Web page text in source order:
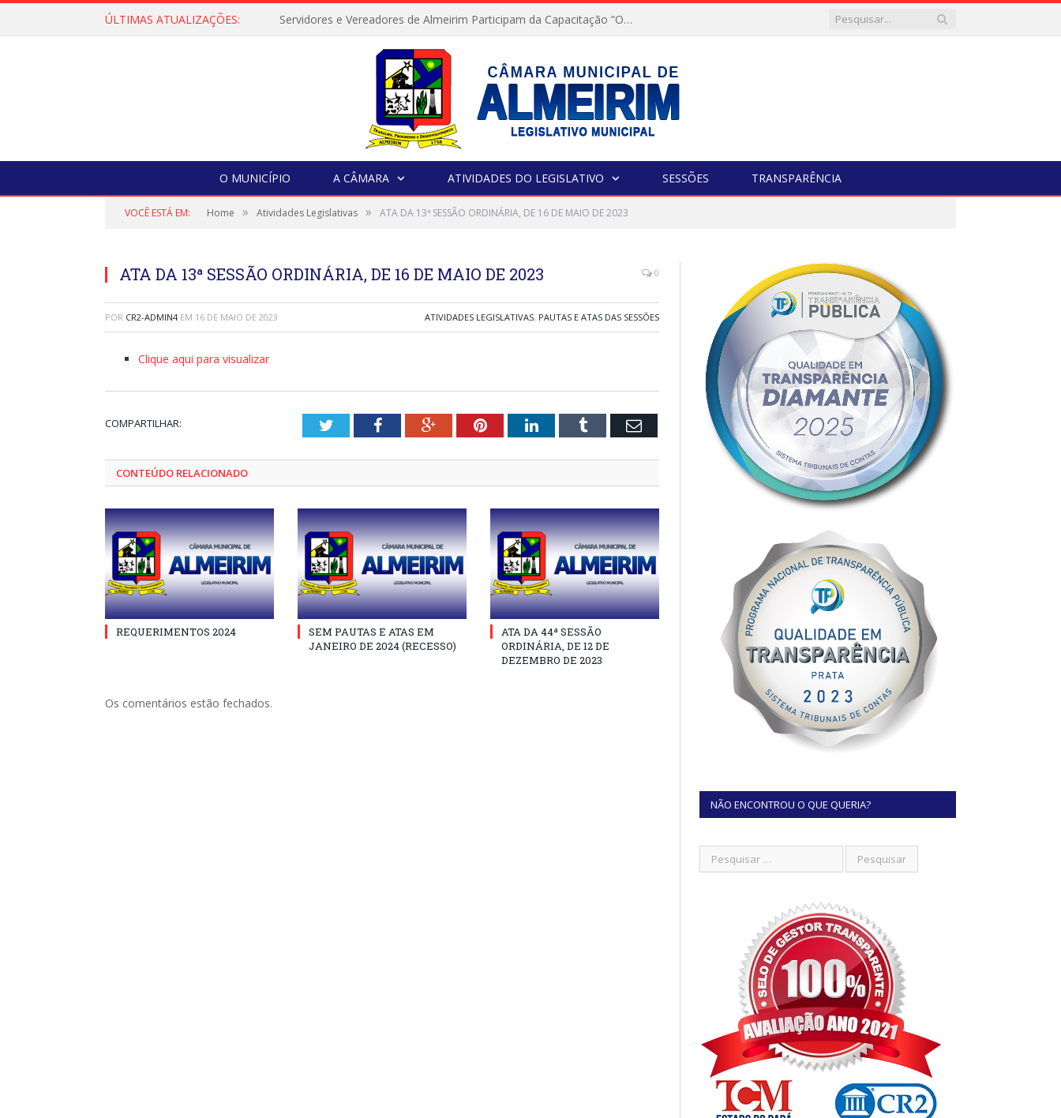
ÚLTIMAS ATUALIZAÇÕES: Servidores e Vereadores de Almeirim Participam da Capacitação “Orientar é a Nossa Missão”
O MUNICÍPIO A CÂMARA ATIVIDADES DO LEGISLATIVO SESSÕES TRANSPARÊNCIA
VOCÊ ESTÁ EM: Home » Atividades Legislativas » ATA DA 13ª SESSÃO ORDINÁRIA, DE 16 DE MAIO DE 2023
ATA DA 13ª SESSÃO ORDINÁRIA, DE 16 DE MAIO DE 2023 0
POR CR2-ADMIN4 EM 16 DE MAIO DE 2023 ATIVIDADES LEGISLATIVAS, PAUTAS E ATAS DAS SESSÕES
Clique aqui para visualizar
COMPARTILHAR: TwitterFacebookGoogle+PinterestLinkedInTumblr Email
CONTEÚDO RELACIONADO
REQUERIMENTOS 2024
SEM PAUTAS E ATAS EM
JANEIRO DE 2024 (RECESSO)
ATA DA 44ª SESSÃO
ORDINÁRIA, DE 12 DE
DEZEMBRO DE 2023
Os comentários estão fechados.
NÃO ENCONTROU O QUE QUERIA?